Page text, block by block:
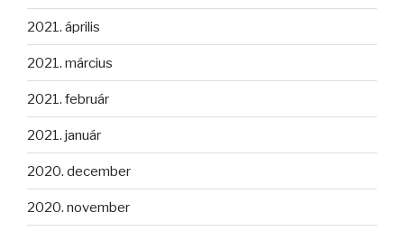
2021. április
2021. március
2021. február
2021. január
2020. december
2020. november